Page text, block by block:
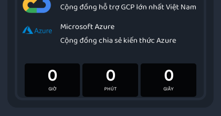
Cộng đồng hỗ trợ GCP lớn nhất Việt Nam
Microsoft Azure
Cộng đồng chia sẻ kiến thức Azure
0
GIỜ 0
PHÚT 0
GIÂY